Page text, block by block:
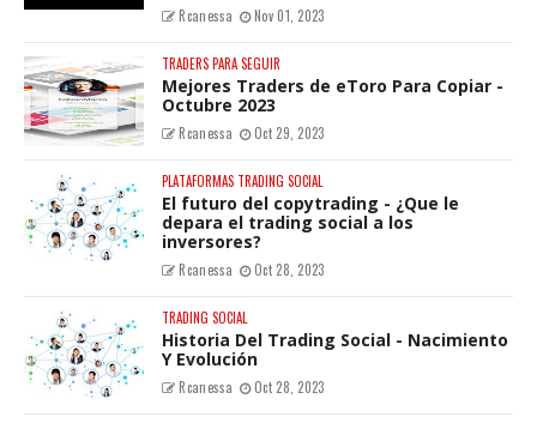
Rcanessa Nov 01, 2023
TRADERS PARA SEGUIR
Mejores Traders de eToro Para Copiar -
Octubre 2023
Rcanessa Oct 29, 2023
PLATAFORMAS TRADING SOCIAL
El futuro del copytrading - ¿Que le
depara el trading social a los
inversores?
Rcanessa Oct 28, 2023
TRADING SOCIAL
Historia Del Trading Social - Nacimiento
Y Evolución
Rcanessa Oct 28, 2023